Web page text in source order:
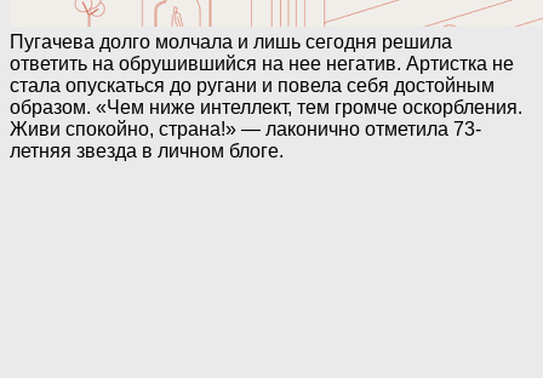
Пугачева долго молчала и лишь сегодня решила
ответить на обрушившийся на нее негатив. Артистка не
стала опускаться до ругани и повела себя достойным
образом. «Чем ниже интеллект, тем громче оскорбления.
Живи спокойно, страна!» — лаконично отметила 73-
летняя звезда в личном блоге.